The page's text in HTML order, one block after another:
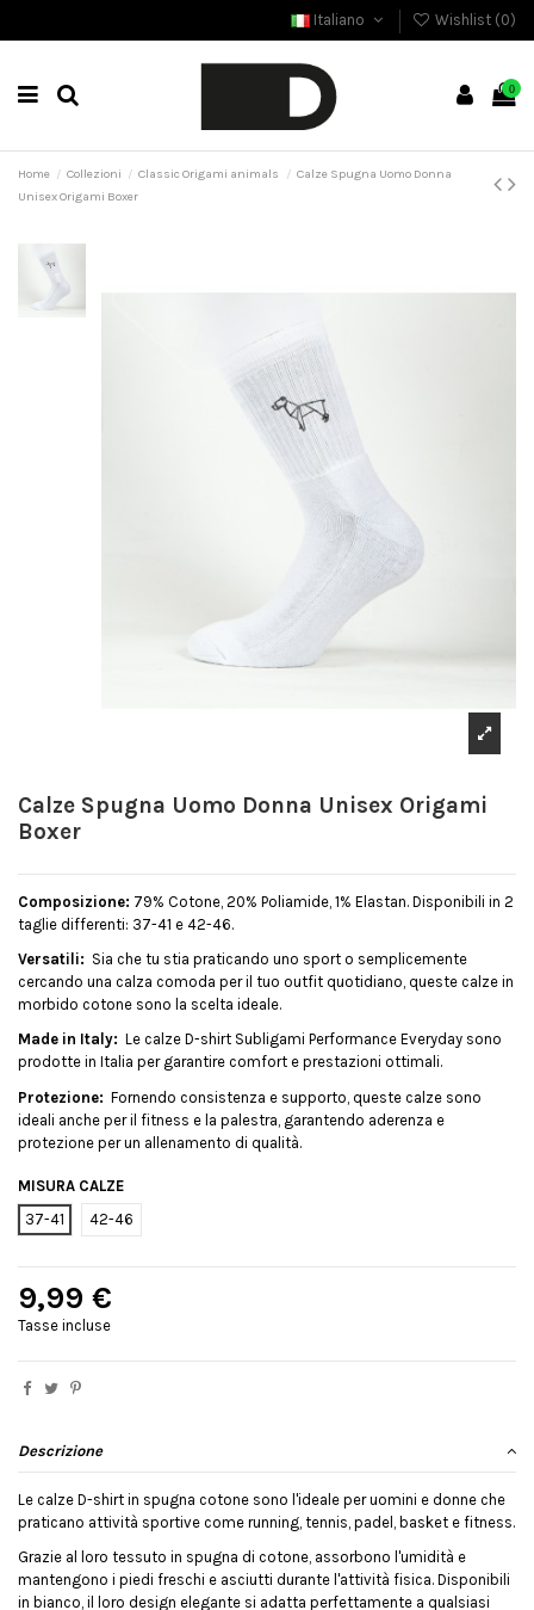
Italiano Wishlist (0)
0
Home Collezioni Classic Origami animals
Calze Spugna Uomo Donna
Unisex Origami Boxer
Calze Spugna Uomo Donna Unisex Origami
Boxer
Composizione: 79% Cotone, 20% Poliamide, 1% Elastan. Disponibili in 2
taglie differenti: 37-41 e 42-46.
Versatili: Sia che tu stia praticando uno sport o semplicemente
cercando una calza comoda per il tuo outfit quotidiano, queste calze in
morbido cotone sono la scelta ideale.
Made in Italy: Le calze D-shirt Subligami Performance Everyday sono
prodotte in Italia per garantire comfort e prestazioni ottimali.
Protezione: Fornendo consistenza e supporto, queste calze sono
ideali anche per il fitness e la palestra, garantendo aderenza e
protezione per un allenamento di qualità.
MISURA CALZE
37-41
42-46
9,99 €
Tasse incluse
Descrizione
Le calze D-shirt in spugna cotone sono l'ideale per uomini e donne che
praticano attività sportive come running, tennis, padel, basket e fitness.
Grazie al loro tessuto in spugna di cotone, assorbono l'umidità e
mantengono i piedi freschi e asciutti durante l'attività fisica. Disponibili
in bianco, il loro design elegante si adatta perfettamente a qualsiasi